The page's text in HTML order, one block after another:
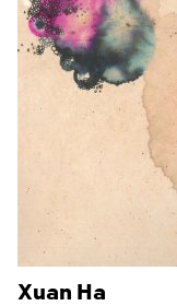
Xuan Ha